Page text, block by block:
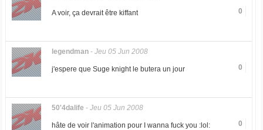
0
A voir, ça devrait être kiffant
legendman- Jeu 05 Jun 2008
0
j'espere que Suge knight le butera un jour
50'4dalife - Jeu 05 Jun 2008
0
hâte de voir l'animation pour I wanna fuck you :lol: